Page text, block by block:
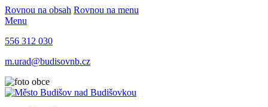
Rovnou na obsah Rovnou na menu
Menu
556 312 030
m.urad@budisovnb.cz